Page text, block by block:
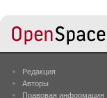
Редакция
Авторы
Правовая информация